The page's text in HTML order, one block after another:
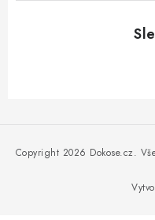
Copyright 2026 Dokose.cz.